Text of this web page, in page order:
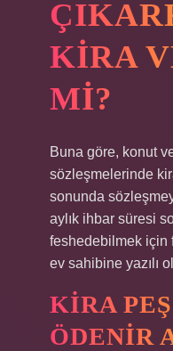
KIRA
MI?
Buna göre, konut
sözleşmelerinde
sonunda
aylık ihbar süresi
feshedebilmek için
ev sahibine yazılı
KIRA
ÖDENIR